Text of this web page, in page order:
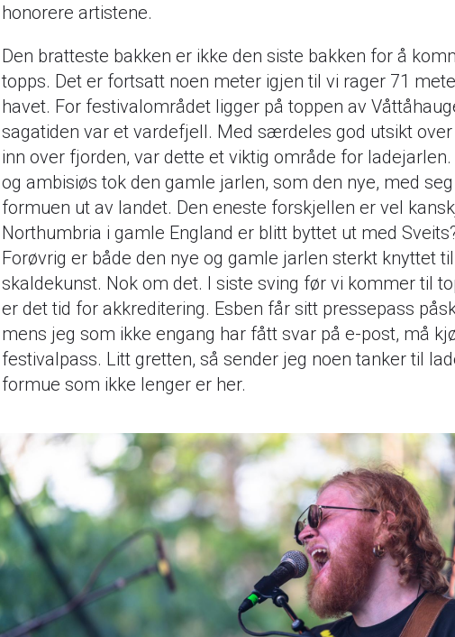
honorere artistene.
Den bratteste bakken er ikke den siste bakken for å
topps. Det er fortsatt noen meter igjen til vi rager 71
havet. For festivalområdet ligger på toppen av
sagatiden var et vardefjell. Med særdeles god utsikt
inn over fjorden, var dette et viktig område for
og ambisiøs tok den gamle jarlen, som den nye, med seg
formuen ut av landet. Den eneste forskjellen er vel
Northumbria i gamle England er blitt byttet ut med
Forøvrig er både den nye og gamle jarlen sterkt knyttet til
skaldekunst. Nok om det. I siste sving før vi kommer til
er det tid for akkreditering. Esben får sitt pressepass
mens jeg som ikke engang har fått svar på e-post, må
festivalpass. Litt gretten, så sender jeg noen tanker til
formue som ikke lenger er her.